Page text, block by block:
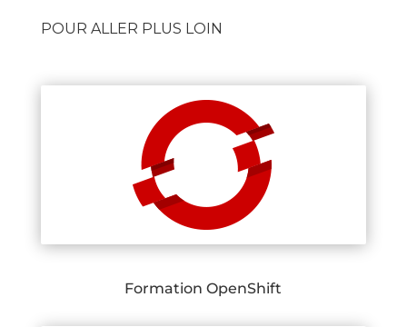
POUR ALLER PLUS LOIN
Formation OpenShift